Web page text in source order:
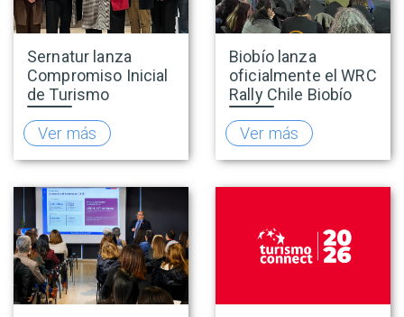
Sernatur lanza
Compromiso Inicial
de Turismo
Accesible para
promover una
oferta turística más
inclusiva
Ver más
Biobío lanza
oficialmente el WRC
Rally Chile Biobío
2026 con 141
empresas
adheridas al Sello
Rally
Ver más